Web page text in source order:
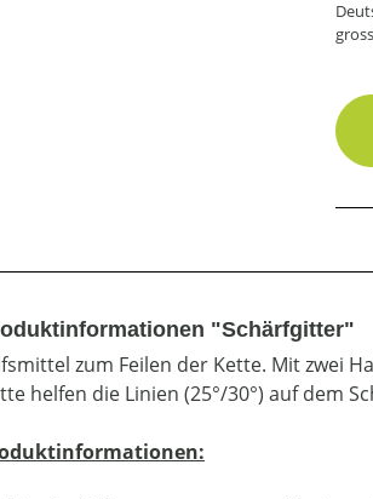
"Schärfgitter"
zum Feilen der Kette. Mit zwei
helfen die Linien (25°/30°) auf dem